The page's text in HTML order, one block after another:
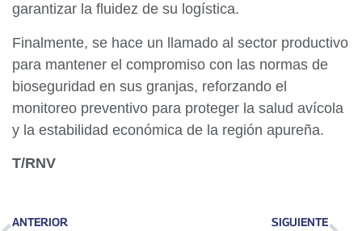
garantizar la fluidez de su logística.
Finalmente, se hace un llamado al sector productivo
para mantener el compromiso con las normas de
bioseguridad en sus granjas, reforzando el
monitoreo preventivo para proteger la salud avícola
y la estabilidad económica de la región apureña.
T/RNV
ANTERIOR SIGUIENTE